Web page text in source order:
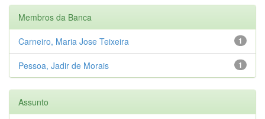
Membros da Banca
1
Carneiro, Maria Jose Teixeira
1
Pessoa, Jadir de Morais
Assunto